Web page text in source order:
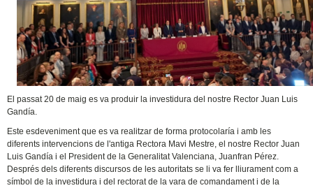
El passat 20 de maig es va produir la investidura del nostre Rector Juan Luis
Gandía.
Este esdeveniment que es va realitzar de forma protocolaría i amb les
diferents intervencions de l'antiga Rectora Mavi Mestre, el nostre Rector Juan
Luis Gandía i el President de la Generalitat Valenciana, Juanfran Pérez.
Després dels diferents discursos de les autoritats se li va fer lliurament com a
símbol de la investidura i del rectorat de la vara de comandament i de la